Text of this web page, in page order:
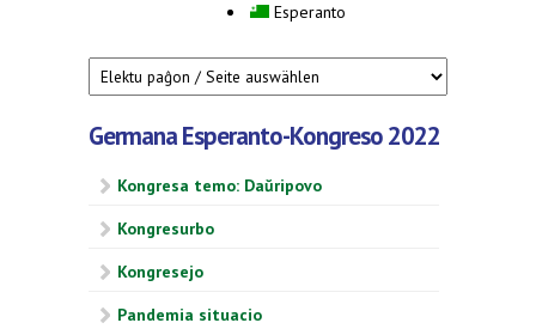
Esperanto
Germana Esperanto-Kongreso 2022
Kongresa temo: Daŭripovo
Kongresurbo
Kongresejo
Pandemia situacio